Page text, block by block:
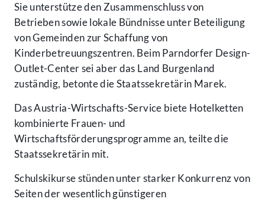
Sie unterstütze den Zusammenschluss von
Betrieben sowie lokale Bündnisse unter Beteiligung
von Gemeinden zur Schaffung von
Kinderbetreuungszentren. Beim Parndorfer Design-
Outlet-Center sei aber das Land Burgenland
zuständig, betonte die Staatssekretärin Marek.
Das Austria-Wirtschafts-Service biete Hotelketten
kombinierte Frauen- und
Wirtschaftsförderungsprogramme an, teilte die
Staatssekretärin mit.
Schulskikurse stünden unter starker Konkurrenz von
Seiten der wesentlich günstigeren